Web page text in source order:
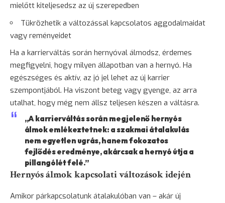
mielőtt kiteljesedsz az új szerepedben
Tükrözhetik a változással kapcsolatos aggodalmaidat
vagy reményeidet
Ha a karrierváltás során hernyóval álmodsz, érdemes
megfigyelni, hogy milyen állapotban van a hernyó. Ha
egészséges és aktív, az jó jel lehet az új karrier
szempontjából. Ha viszont beteg vagy gyenge, az arra
utalhat, hogy még nem állsz teljesen készen a váltásra.
„A karrierváltás során megjelenő hernyós
álmok emlékeztetnek: a szakmai átalakulás
nem egyetlen ugrás, hanem fokozatos
fejlődés eredménye, akárcsak a hernyó útja a
pillangólét felé.”
Hernyós álmok kapcsolati változások idején
Amikor párkapcsolatunk átalakulóban van – akár új